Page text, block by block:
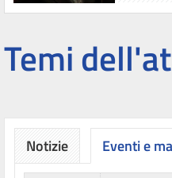
Temi
Notizie Eventi e